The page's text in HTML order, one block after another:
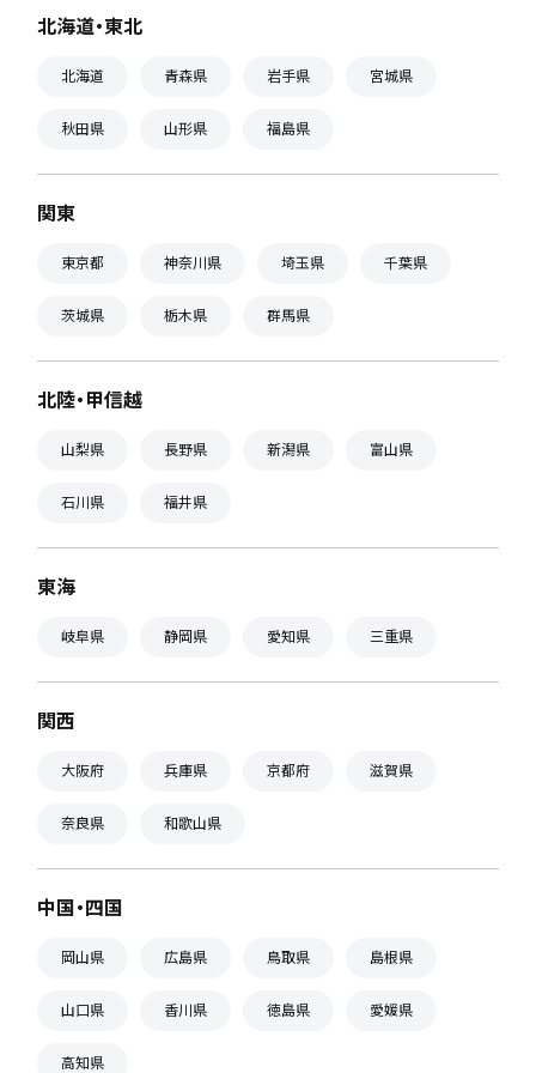
北海道・東北
北海道 青森県 岩手県 宮城県
秋田県 山形県 福島県
関東
東京都 神奈川県 埼玉県 千葉県
茨城県 栃木県 群馬県
北陸・甲信越
山梨県 長野県 新潟県 富山県
石川県 福井県
東海
岐阜県 静岡県 愛知県 三重県
関西
大阪府 兵庫県 京都府 滋賀県
奈良県 和歌山県
中国・四国
岡山県 広島県 鳥取県 島根県
山口県 香川県 徳島県 愛媛県
高知県